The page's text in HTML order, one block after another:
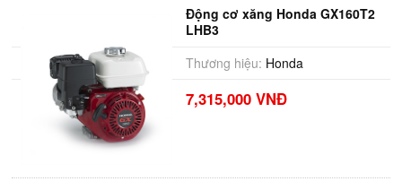
Động cơ xăng Honda GX160T2
LHB3
Thương hiệu: Honda
7,315,000 VNĐ